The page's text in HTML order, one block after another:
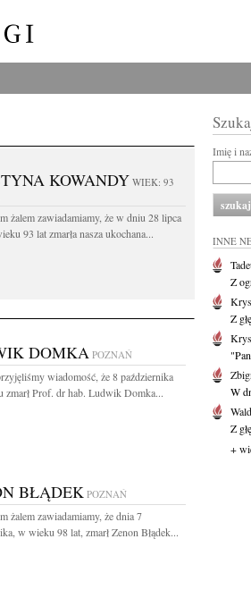
KOWANDYWIEK: 93
żalem zawiadamiamy, że w dniu 28 lipca
93 lat zmarła nasza ukochana...
DOMKAPOZNAŃ
wiadomość, że 8 października
zmarł Prof. dr hab. Ludwik Domka...
BŁĄDEKPOZNAŃ
żalem zawiadamiamy, że dnia 7
w wieku 98 lat, zmarł Zenon Błądek...
Imię i
INNE
Z
Z
W
Z
+